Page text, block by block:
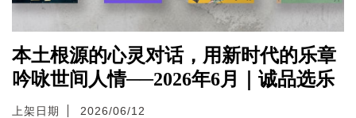
本土根源的心灵对话，用新时代的乐章
吟咏世间人情──2026年6月｜诚品选乐
上架日期 2026/06/12